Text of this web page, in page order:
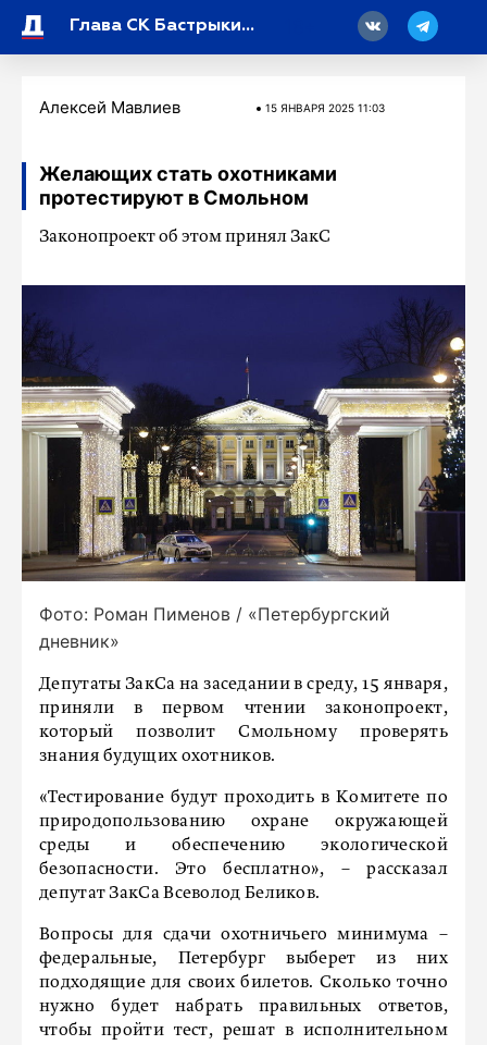
Глава СК Бастрыкин заинтересовался случаем с ожогами пассажиров в транспорте в Петербурге
Алексей Мавлиев 15 ЯНВАРЯ 2025 11:03
Желающих стать охотниками
протестируют в Смольном
Законопроект об этом принял ЗакС
Фото: Роман Пименов / «Петербургский
дневник»
Депутаты ЗакСа на заседании в среду, 15 января,
приняли в первом чтении законопроект,
который позволит Смольному проверять
знания будущих охотников.
«Тестирование будут проходить в Комитете по
природопользованию охране окружающей
среды и обеспечению экологической
безопасности. Это бесплатно», – рассказал
депутат ЗакСа Всеволод Беликов.
Вопросы для сдачи охотничьего минимума –
федеральные, Петербург выберет из них
подходящие для своих билетов. Сколько точно
нужно будет набрать правильных ответов,
чтобы пройти тест, решат в исполнительном